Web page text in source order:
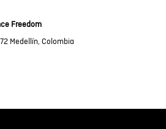
Freedom
Medellín, Colombia